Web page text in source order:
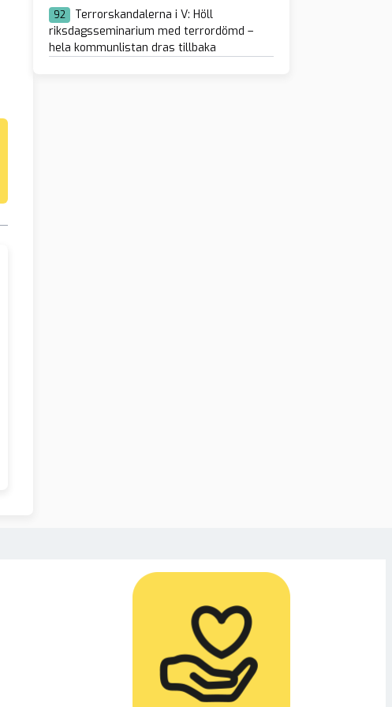
92
Terrorskandalerna i V: Höll
riksdagsseminarium med terrordömd –
hela kommunlistan dras tillbaka